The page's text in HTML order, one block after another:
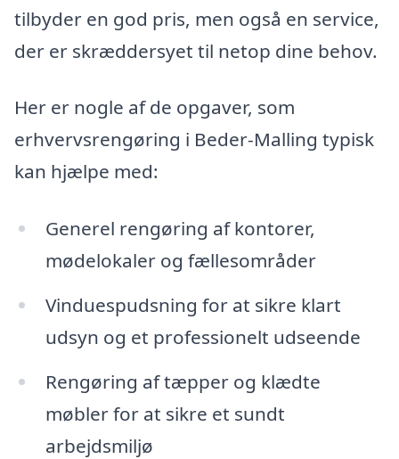
tilbyder en god pris, men også en service,
der er skræddersyet til netop dine behov.
Her er nogle af de opgaver, som
erhvervsrengøring i Beder-Malling typisk
kan hjælpe med:
Generel rengøring af kontorer,
mødelokaler og fællesområder
Vinduespudsning for at sikre klart
udsyn og et professionelt udseende
Rengøring af tæpper og klædte
møbler for at sikre et sundt
arbejdsmiljø